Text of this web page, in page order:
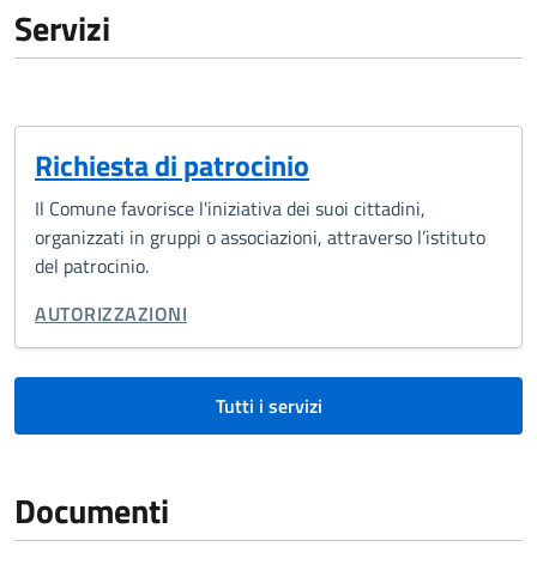
Servizi
Richiesta di patrocinio
Il Comune favorisce l'iniziativa dei suoi cittadini,
organizzati in gruppi o associazioni, attraverso l’istituto
del patrocinio.
CATEGORIA CORRELATA:
AUTORIZZAZIONI
Tutti i servizi
Documenti